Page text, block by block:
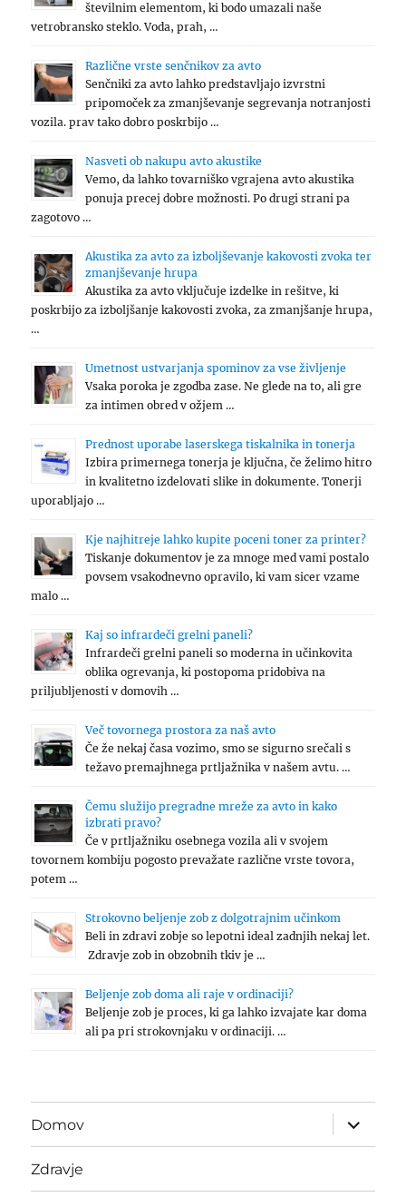
številnim elementom, ki bodo umazali naše
vetrobransko steklo. Voda, prah, …
Različne vrste senčnikov za avto
Senčniki za avto lahko predstavljajo izvrstni
pripomoček za zmanjševanje segrevanja notranjosti
vozila. prav tako dobro poskrbijo …
Nasveti ob nakupu avto akustike
Vemo, da lahko tovarniško vgrajena avto akustika
ponuja precej dobre možnosti. Po drugi strani pa
zagotovo …
Akustika za avto za izboljševanje kakovosti zvoka ter
zmanjševanje hrupa
Akustika za avto vključuje izdelke in rešitve, ki
poskrbijo za izboljšanje kakovosti zvoka, za zmanjšanje hrupa,
…
Umetnost ustvarjanja spominov za vse življenje
Vsaka poroka je zgodba zase. Ne glede na to, ali gre
za intimen obred v ožjem …
Prednost uporabe laserskega tiskalnika in tonerja
Izbira primernega tonerja je ključna, če želimo hitro
in kvalitetno izdelovati slike in dokumente. Tonerji
uporabljajo …
Kje najhitreje lahko kupite poceni toner za printer?
Tiskanje dokumentov je za mnoge med vami postalo
povsem vsakodnevno opravilo, ki vam sicer vzame
malo …
Kaj so infrardeči grelni paneli?
Infrardeči grelni paneli so moderna in učinkovita
oblika ogrevanja, ki postopoma pridobiva na
priljubljenosti v domovih …
Več tovornega prostora za naš avto
Če že nekaj časa vozimo, smo se sigurno srečali s
težavo premajhnega prtljažnika v našem avtu. …
Čemu služijo pregradne mreže za avto in kako
izbrati pravo?
Če v prtljažniku osebnega vozila ali v svojem
tovornem kombiju pogosto prevažate različne vrste tovora,
potem …
Strokovno beljenje zob z dolgotrajnim učinkom
Beli in zdravi zobje so lepotni ideal zadnjih nekaj let.
Zdravje zob in obzobnih tkiv je …
Beljenje zob doma ali raje v ordinaciji?
Beljenje zob je proces, ki ga lahko izvajate kar doma
ali pa pri strokovnjaku v ordinaciji. …
Domov
expand
child
menu
Zdravje